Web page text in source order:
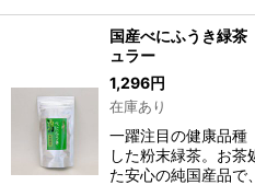
国産べにふうき緑
ュラー
1,296円
在庫あり
一躍注目の健康品種
した粉末緑茶。お茶
た安心の純国産品で